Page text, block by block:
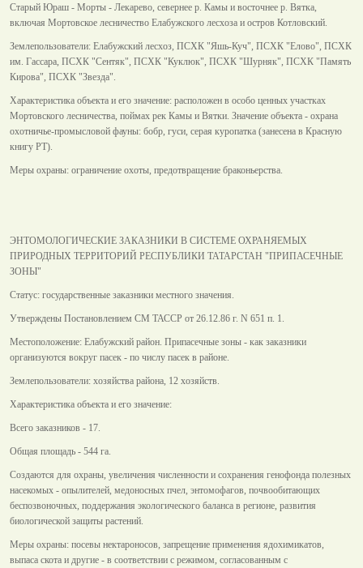
Старый Юраш - Морты - Лекарево, севернее р. Камы и восточнее р. Вятка,
включая Мортовское лесничество Елабужского лесхоза и остров Котловский.
Землепользователи: Елабужский лесхоз, ПСХК "Яшь-Куч", ПСХК "Елово", ПСХК
им. Гассара, ПСХК "Сентяк", ПСХК "Куклюк", ПСХК "Шурняк", ПСХК "Память
Кирова", ПСХК "Звезда".
Характеристика объекта и его значение: расположен в особо ценных участках
Мортовского лесничества, поймах рек Камы и Вятки. Значение объекта - охрана
охотничье-промысловой фауны: бобр, гуси, серая куропатка (занесена в Красную
книгу РТ).
Меры охраны: ограничение охоты, предотвращение браконьерства.
ЭНТОМОЛОГИЧЕСКИЕ ЗАКАЗНИКИ В СИСТЕМЕ ОХРАНЯЕМЫХ
ПРИРОДНЫХ ТЕРРИТОРИЙ РЕСПУБЛИКИ ТАТАРСТАН "ПРИПАСЕЧНЫЕ
ЗОНЫ"
Статус: государственные заказники местного значения.
Утверждены Постановлением СМ ТАССР от 26.12.86 г. N 651 п. 1.
Местоположение: Елабужский район. Припасечные зоны - как заказники
организуются вокруг пасек - по числу пасек в районе.
Землепользователи: хозяйства района, 12 хозяйств.
Характеристика объекта и его значение:
Всего заказников - 17.
Общая площадь - 544 га.
Создаются для охраны, увеличения численности и сохранения генофонда полезных
насекомых - опылителей, медоносных пчел, энтомофагов, почвообитающих
беспозвоночных, поддержания экологического баланса в регионе, развития
биологической защиты растений.
Меры охраны: посевы нектароносов, запрещение применения ядохимикатов,
выпаса скота и другие - в соответствии с режимом, согласованным с